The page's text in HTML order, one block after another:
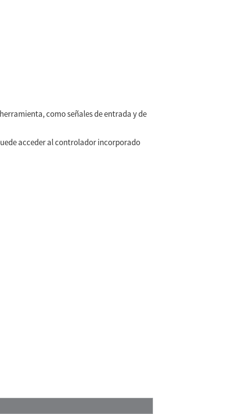
como señales de entrada y de
acceder al controlador incorporado